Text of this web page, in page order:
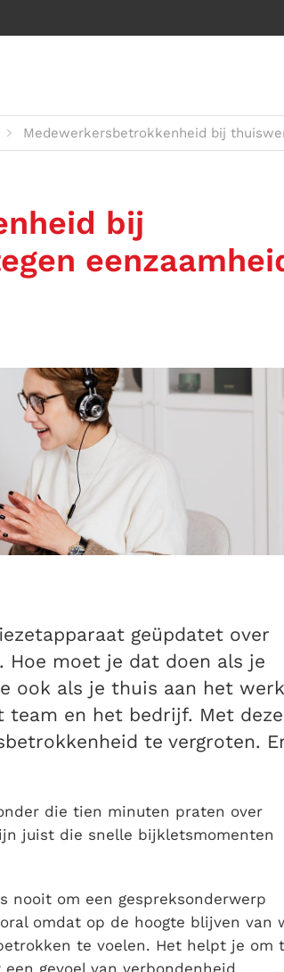
Medewerkersbetrokkenheid bij
bij
geüpdatet over
Hoe moet je dat doen als je
ook als je thuis aan het werk
en het bedrijf. Met
te vergroten.
die tien minuten praten over
juist die snelle bijkletsmomenten
nooit om een gespreksonderwerp
omdat op de hoogte blijven van
te voelen. Het helpt je om